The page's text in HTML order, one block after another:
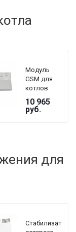
Модуль
GSM для
котлов
ZOTA серии
Magna
10 965
руб.
для
Стабилизатор